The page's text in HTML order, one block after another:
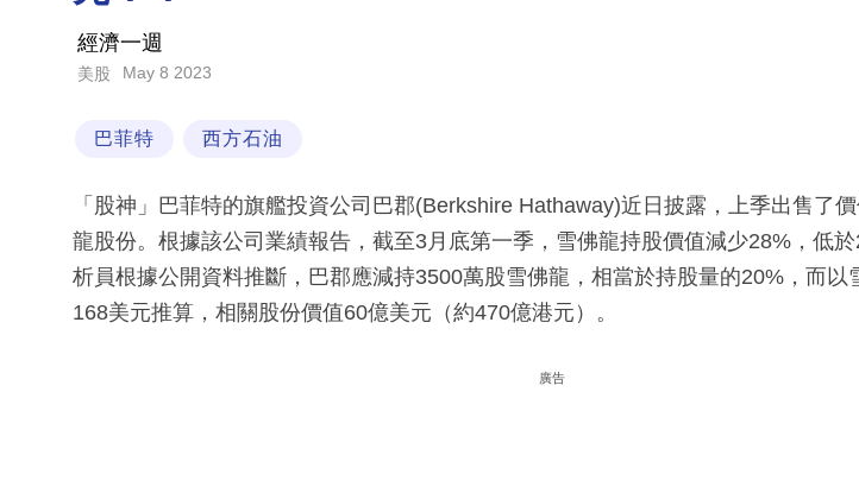
經濟一週
美股 May 8 2023
巴菲特 西方石油
「股神」巴菲特的旗艦投資公司巴郡(Berkshire Hathaway)近日披露，上季出售了
龍股份。根據該公司業績報告，截至3月底第一季，雪佛龍持股價值減少28%，低
析員根據公開資料推斷，巴郡應減持3500萬股雪佛龍，相當於持股量的20%，而以
168美元推算，相關股份價值60億美元（約470億港元）。
廣告